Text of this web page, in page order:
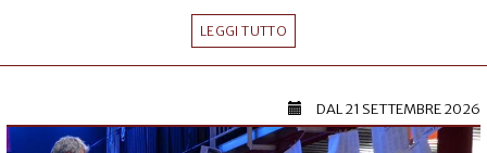
LEGGI TUTTO
DAL21 SETTEMBRE 2026